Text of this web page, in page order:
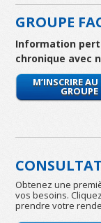
GROUPE
Information
chronique avec
M’INSCRIRE AU
GROUPE
Obtenez une
vos besoins.
prendre votre